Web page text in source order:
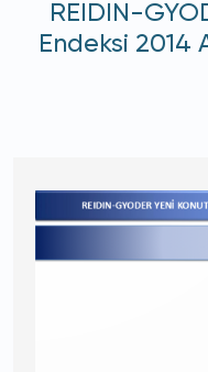
REIDIN-
Endeksi 2014